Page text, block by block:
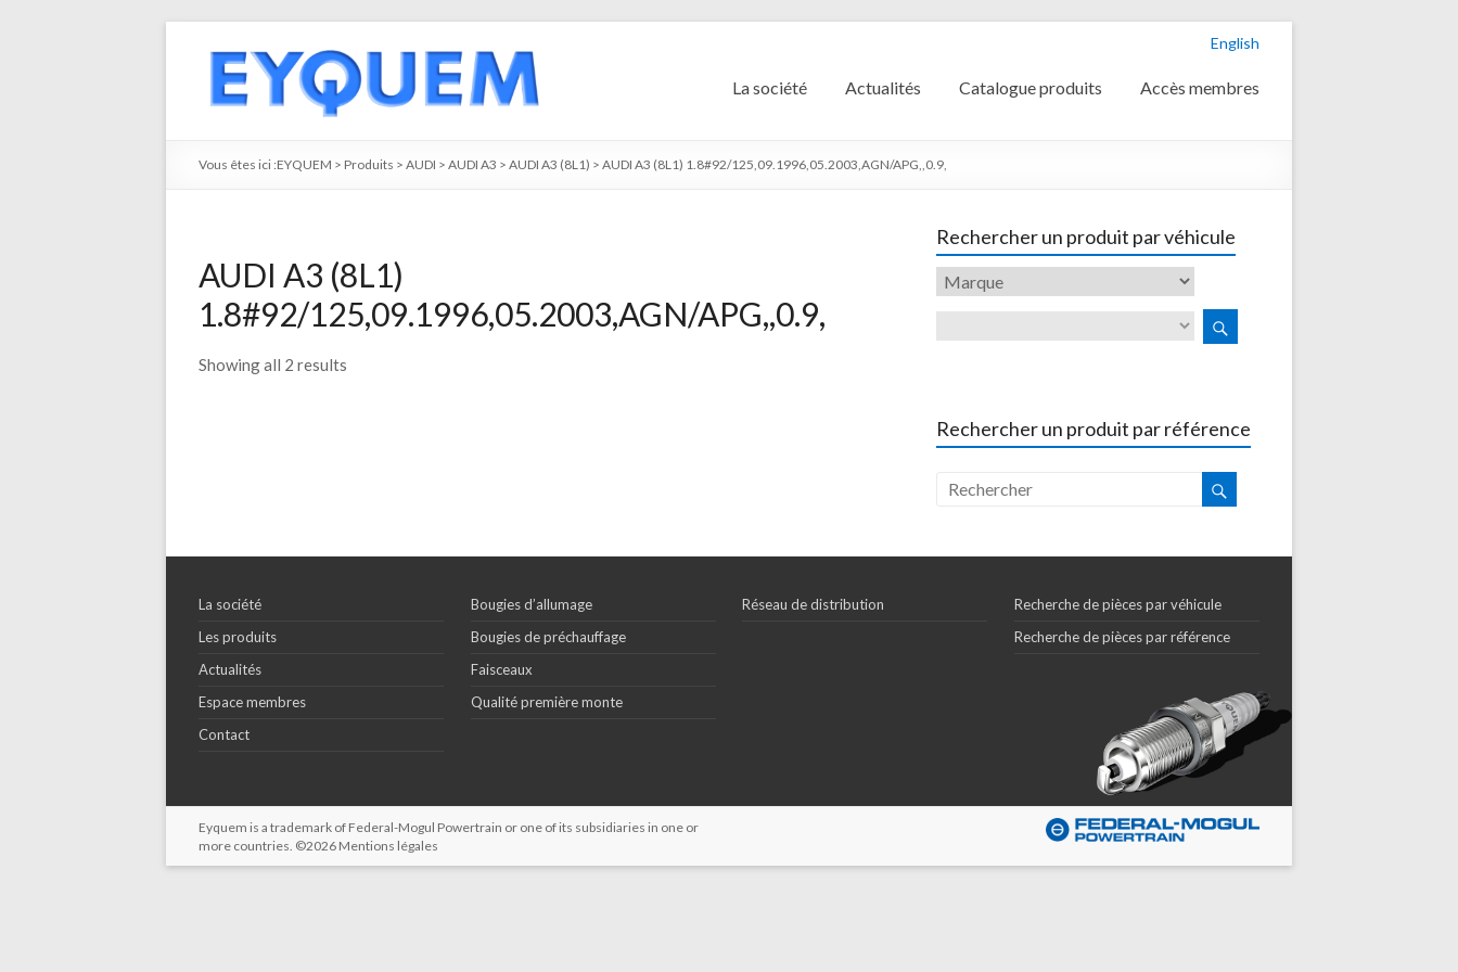
English
La société Actualités Catalogue produits Accès membres
Vous êtes ici :EYQUEM > Produits > AUDI > AUDI A3 > AUDI A3 (8L1) > AUDI A3 (8L1) 1.8#92/125,09.1996,05.2003,AGN/APG,,0.9,
AUDI A3 (8L1)
1.8#92/125,09.1996,05.2003,AGN/APG,,0.9,
Showing all 2 results
Rechercher un produit par véhicule
Rechercher un produit par référence
La société
Les produits
Actualités
Espace membres
Contact
Bougies d’allumage
Bougies de préchauffage
Faisceaux
Qualité première monte
Réseau de distribution
Recherche de pièces par véhicule
Recherche de pièces par référence
Eyquem is a trademark of Federal-Mogul Powertrain or one of its subsidiaries in one or
more countries. ©2026 Mentions légales